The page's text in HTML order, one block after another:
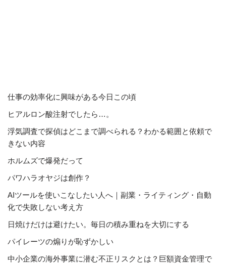
仕事の効率化に興味がある今日この頃
ヒアルロン酸注射でしたら…。
浮気調査で探偵はどこまで調べられる？わかる範囲と依頼で
きない内容
ホルムズで爆発だって
パワハラオヤジは創作？
AIツールを使いこなしたい人へ｜副業・ライティング・自動
化で失敗しない考え方
日焼けだけは避けたい。毎日の積み重ねを大切にする
パイレーツの煽りが恥ずかしい
中小企業の海外事業に潜む不正リスクとは？巨額資金管理で